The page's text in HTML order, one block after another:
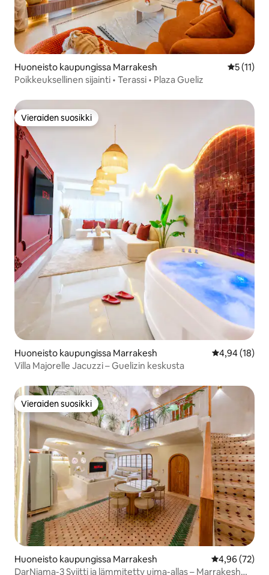
Huoneisto kaupungissa Marrakesh
5 (11)
Poikkeuksellinen sijainti • Terassi • Plaza Gueliz
Vieraiden suosikki
Vieraiden suosikki
Huoneisto kaupungissa Marrakesh
4,94 (18)
Villa Majorelle Jacuzzi – Guelizin keskusta
Vieraiden suosikki
Vieraiden suosikki
Huoneisto kaupungissa Marrakesh
4,96 (72)
DarNiama-3 Sviitti ja lämmitetty uima-allas – Marrakesh